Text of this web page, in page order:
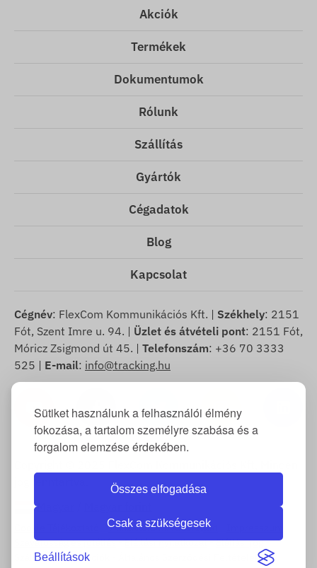
Sütiket használunk a felhasználói élmény
fokozása, a tartalom személyre szabása és a
forgalom elemzése érdekében.
Összes elfogadása
Csak a szükségesek
Beállítások
Akciók
Termékek
Dokumentumok
Rólunk
Szállítás
Gyártók
Cégadatok
Blog
Kapcsolat
Cégnév: FlexCom Kommunikációs Kft. | Székhely: 2151
Fót, Szent Imre u. 94. | Üzlet és átvételi pont: 2151 Fót,
Móricz Zsigmond út 45. | Telefonszám: +36 70 3333
525 | E-mail: info@tracking.hu
Visszaküldési szabályzat
Szavatosság és jótállás-Elállási nyilatkozat-Elállási jog-
Szállítási információk
Általános Szerződési Feltételek-